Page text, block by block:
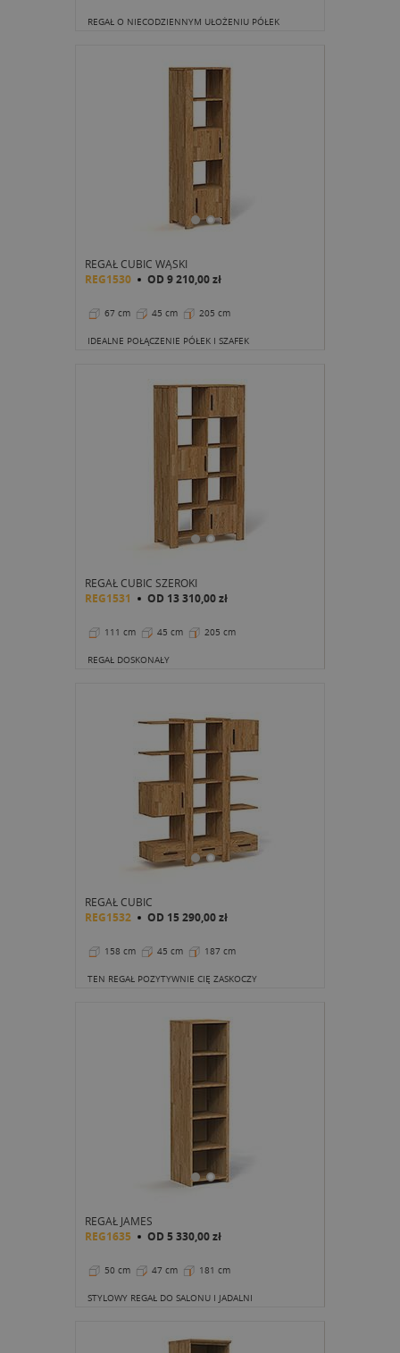
REGAŁ O NIECODZIENNYM UŁOŻENIU PÓŁEK
REGAŁ CUBIC WĄSKI
REG1530 OD 9 210,00 zł
67 cm 45 cm 205 cm
IDEALNE POŁĄCZENIE PÓŁEK I SZAFEK
REGAŁ CUBIC SZEROKI
REG1531 OD 13 310,00 zł
111 cm 45 cm 205 cm
REGAŁ DOSKONAŁY
REGAŁ CUBIC
REG1532 OD 15 290,00 zł
158 cm 45 cm 187 cm
TEN REGAŁ POZYTYWNIE CIĘ ZASKOCZY
REGAŁ JAMES
REG1635 OD 5 330,00 zł
50 cm 47 cm 181 cm
STYLOWY REGAŁ DO SALONU I JADALNI